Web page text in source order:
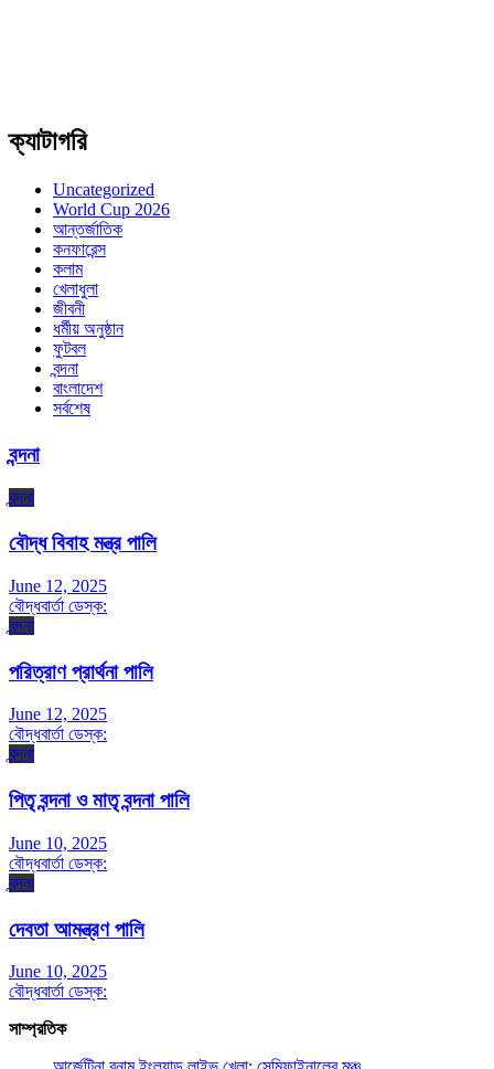
ক্যাটাগরি
Uncategorized
World Cup 2026
আন্তর্জাতিক
কনফারেন্স
কলাম
খেলাধুলা
জীবনী
ধর্মীয় অনুষ্ঠান
ফুটবল
বন্দনা
বাংলাদেশ
সর্বশেষ
বন্দনা
বন্দনা
বৌদ্ধ বিবাহ মন্ত্র পালি
June 12, 2025
বৌদ্ধবার্তা ডেস্ক:
বন্দনা
পরিত্রাণ প্রার্থনা পালি
June 12, 2025
বৌদ্ধবার্তা ডেস্ক:
বন্দনা
পিতৃ বন্দনা ও মাতৃ বন্দনা পালি
June 10, 2025
বৌদ্ধবার্তা ডেস্ক:
বন্দনা
দেবতা আমন্ত্রণ পালি
June 10, 2025
বৌদ্ধবার্তা ডেস্ক:
সাম্প্রতিক